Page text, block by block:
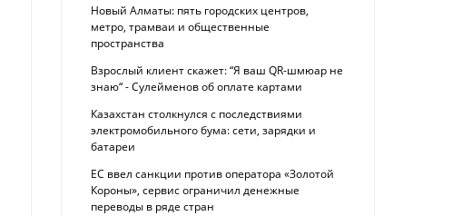
Новый Алматы: пять городских центров,
метро, трамваи и общественные
пространства
Взрослый клиент скажет: “Я ваш QR-шмюар не
знаю“ - Сулейменов об оплате картами
Казахстан столкнулся с последствиями
электромобильного бума: сети, зарядки и
батареи
ЕС ввел санкции против оператора «Золотой
Короны», сервис ограничил денежные
переводы в ряде стран